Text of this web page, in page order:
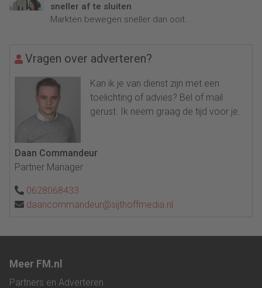
sneller af te sluiten
Markten bewegen sneller dan ooit....
Vragen over adverteren?
Kan ik je van dienst zijn met een
toelichting of advies? Bel of mail
gerust. Ik neem graag de tijd voor je.
Daan Commandeur
Partner Manager
0628068433
daancommandeur@sijthoffmedia.nl
Meer FM.nl
Partners en Adverteren